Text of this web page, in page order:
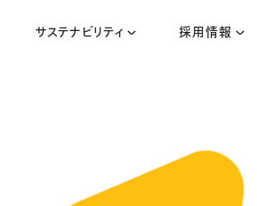
サステナビリティ 採用情報